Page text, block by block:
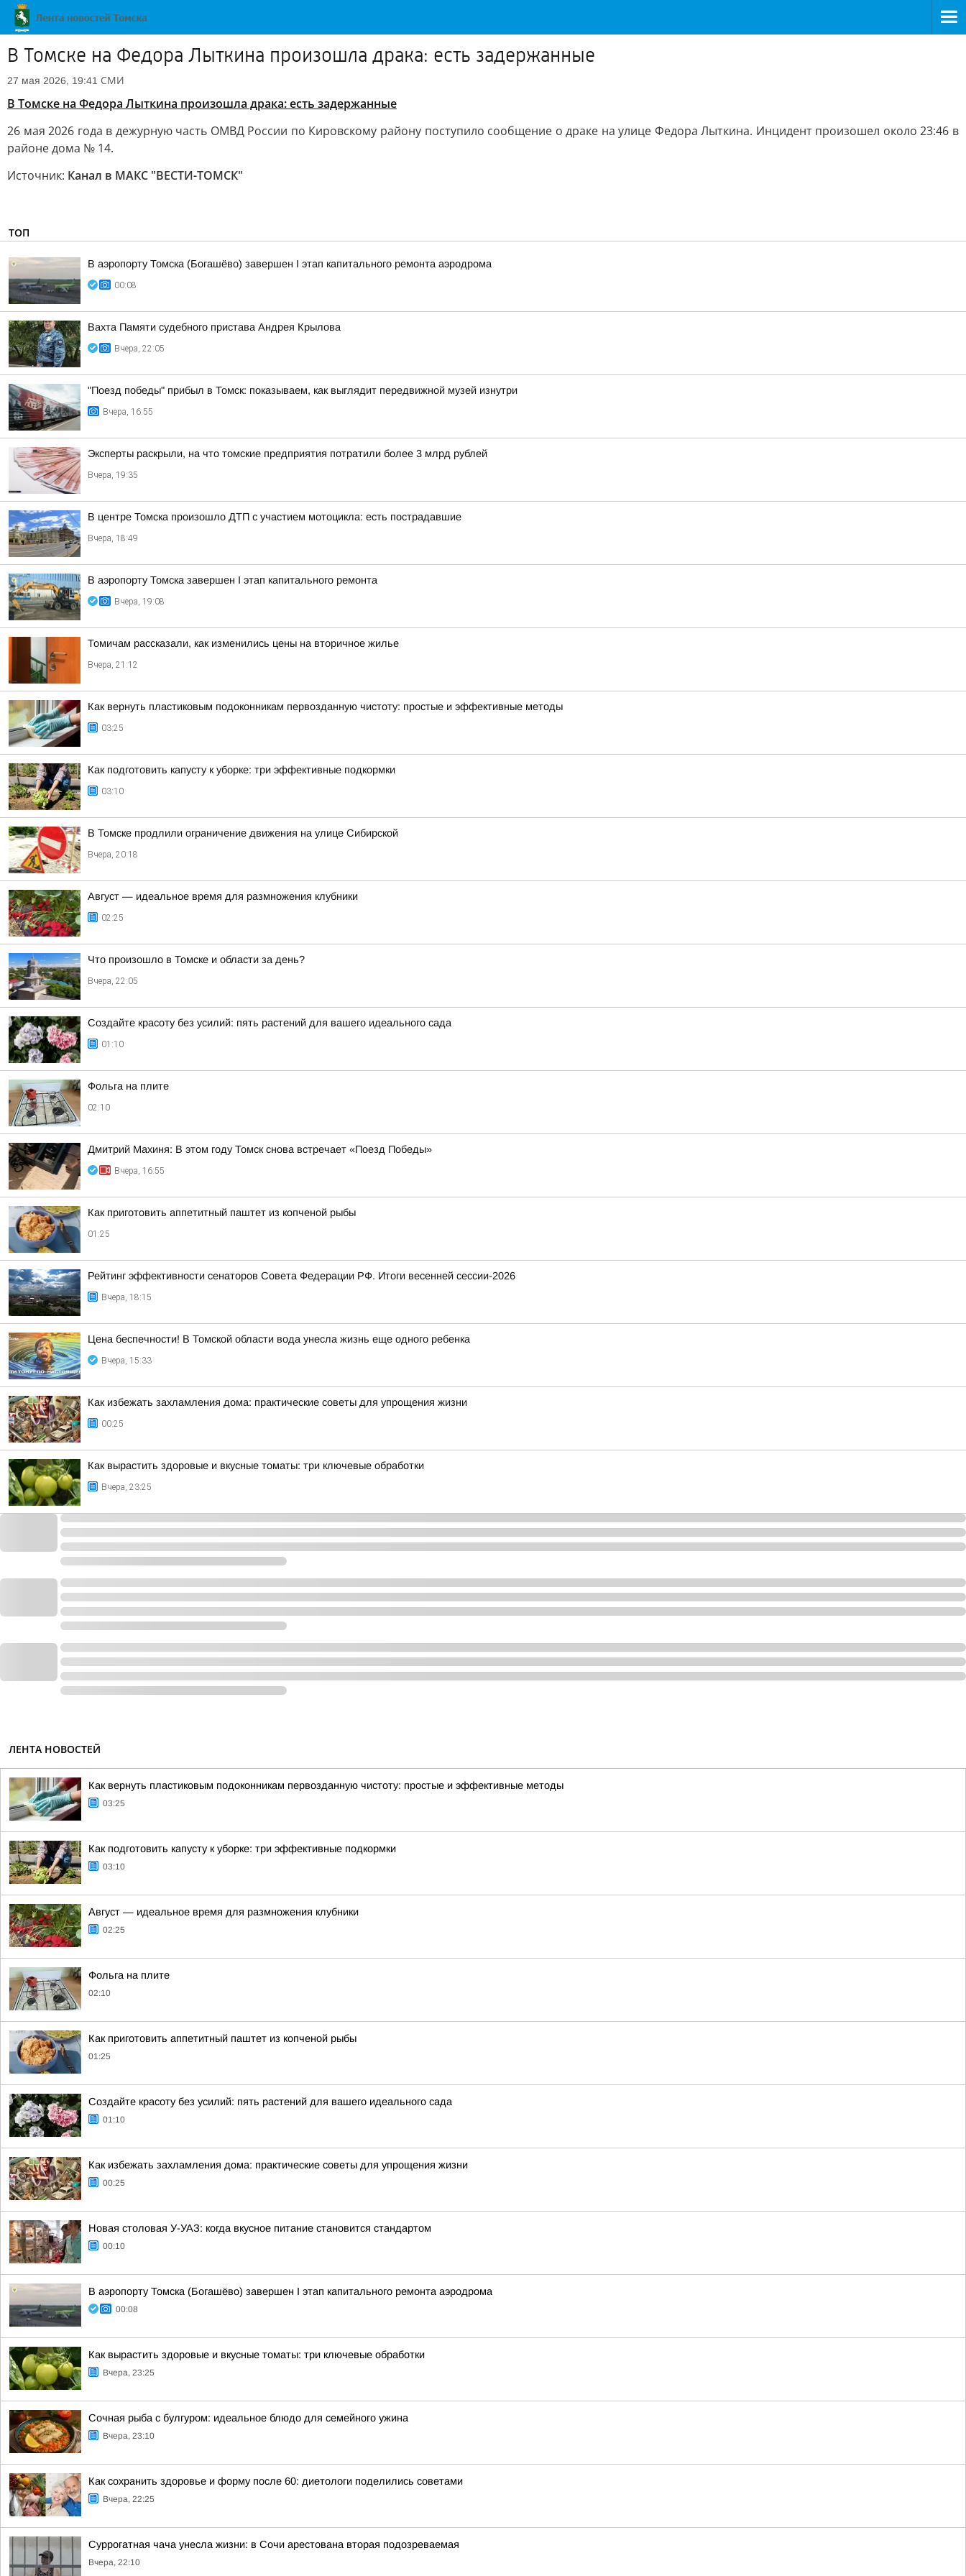
В Томске на Федора Лыткина произошла драка: есть задержанные
27 мая 2026, 19:41 СМИ
В Томске на Федора Лыткина произошла драка: есть задержанные
26 мая 2026 года в дежурную часть ОМВД России по Кировскому району поступило сообщение о драке на улице Федора Лыткина. Инцидент произошел около 23:46 в
районе дома № 14.
Источник: Канал в МАКС "ВЕСТИ-ТОМСК"
ТОП
В аэропорту Томска (Богашёво) завершен I этап капитального ремонта аэродрома
00:08
Вахта Памяти судебного пристава Андрея Крылова
Вчера, 22:05
"Поезд победы" прибыл в Томск: показываем, как выглядит передвижной музей изнутри
Вчера, 16:55
Эксперты раскрыли, на что томские предприятия потратили более 3 млрд рублей
Вчера, 19:35
В центре Томска произошло ДТП с участием мотоцикла: есть пострадавшие
Вчера, 18:49
В аэропорту Томска завершен I этап капитального ремонта
Вчера, 19:08
Томичам рассказали, как изменились цены на вторичное жилье
Вчера, 21:12
Как вернуть пластиковым подоконникам первозданную чистоту: простые и эффективные методы
03:25
Как подготовить капусту к уборке: три эффективные подкормки
03:10
В Томске продлили ограничение движения на улице Сибирской
Вчера, 20:18
Август — идеальное время для размножения клубники
02:25
Что произошло в Томске и области за день?
Вчера, 22:05
Создайте красоту без усилий: пять растений для вашего идеального сада
01:10
Фольга на плите
02:10
Дмитрий Махиня: В этом году Томск снова встречает «Поезд Победы»
Вчера, 16:55
Как приготовить аппетитный паштет из копченой рыбы
01:25
Рейтинг эффективности сенаторов Совета Федерации РФ. Итоги весенней сессии-2026
Вчера, 18:15
Цена беспечности! В Томской области вода унесла жизнь еще одного ребенка
Вчера, 15:33
Как избежать захламления дома: практические советы для упрощения жизни
00:25
Как вырастить здоровые и вкусные томаты: три ключевые обработки
Вчера, 23:25
ЛЕНТА НОВОСТЕЙ
Как вернуть пластиковым подоконникам первозданную чистоту: простые и эффективные методы
03:25
Как подготовить капусту к уборке: три эффективные подкормки
03:10
Август — идеальное время для размножения клубники
02:25
Фольга на плите
02:10
Как приготовить аппетитный паштет из копченой рыбы
01:25
Создайте красоту без усилий: пять растений для вашего идеального сада
01:10
Как избежать захламления дома: практические советы для упрощения жизни
00:25
Новая столовая У-УАЗ: когда вкусное питание становится стандартом
00:10
В аэропорту Томска (Богашёво) завершен I этап капитального ремонта аэродрома
00:08
Как вырастить здоровые и вкусные томаты: три ключевые обработки
Вчера, 23:25
Сочная рыба с булгуром: идеальное блюдо для семейного ужина
Вчера, 23:10
Как сохранить здоровье и форму после 60: диетологи поделились советами
Вчера, 22:25
Суррогатная чача унесла жизни: в Сочи арестована вторая подозреваемая
Вчера, 22:10